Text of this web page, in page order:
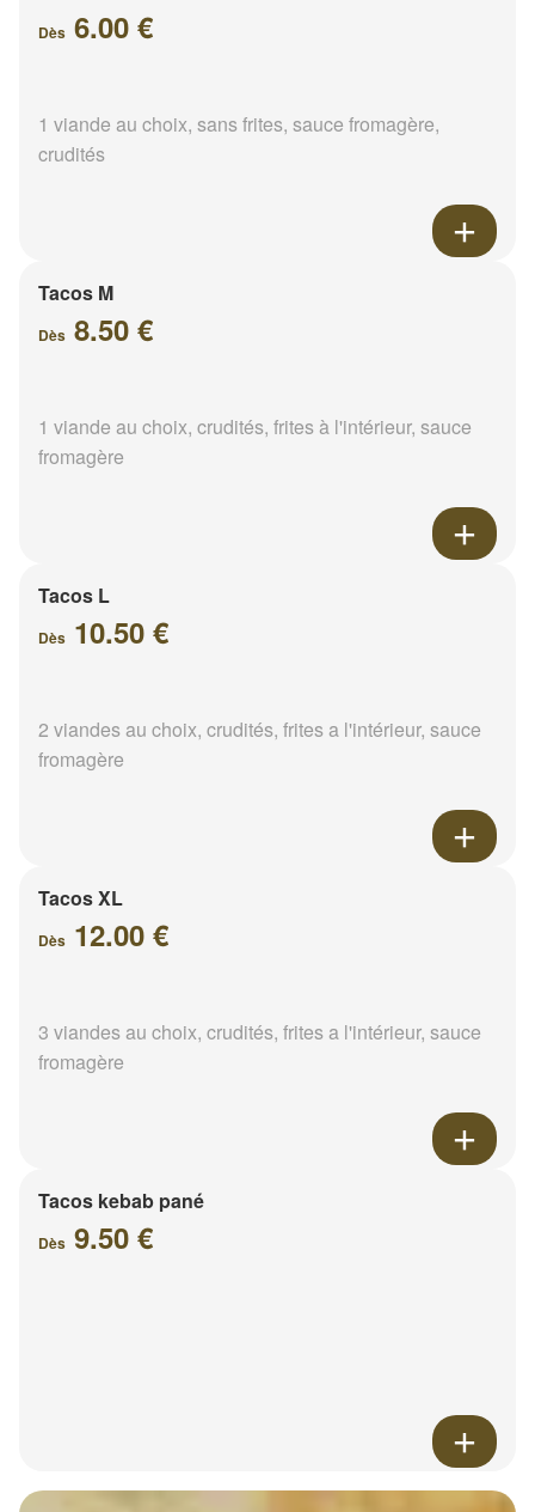
Dès 6.00 €
1 viande au choix, sans frites, sauce fromagère,
crudités
Tacos M
Dès 8.50 €
1 viande au choix, crudités, frites à l'intérieur, sauce
fromagère
Tacos L
Dès 10.50 €
2 viandes au choix, crudités, frites a l'intérieur, sauce
fromagère
Tacos XL
Dès 12.00 €
3 viandes au choix, crudités, frites a l'intérieur, sauce
fromagère
Tacos kebab pané
Dès 9.50 €